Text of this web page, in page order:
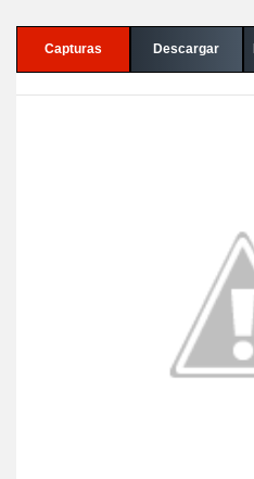
Capturas Descargar